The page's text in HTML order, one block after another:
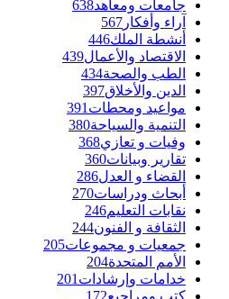
جامعات ومعاهد638
آراء وأفكار 567
أنشطة الملك446
الاقتصاد والأعمال439
الطب والصحة434
الدين والأخلاق397
مواعيد ومحطات 391
التنمية والسياحة380
وفيات و تعازي368
تقارير وبيانات360
القضاء و العدل286
أبحاث ودراسات270
نقابات التعليم246
الثقافة و الفنون244
جمعيات و مجموعات205
الأمم المتحدة204
خدامات وإرشادات 201
كتب ومراجيع172